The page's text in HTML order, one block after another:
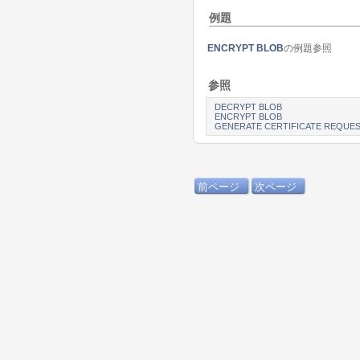
例題
ENCRYPT BLOBの例題参照
参照
DECRYPT BLOB
ENCRYPT BLOB
GENERATE CERTIFICATE
前ページ 次ページ